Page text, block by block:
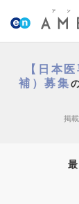
【日本
補）募集
掲